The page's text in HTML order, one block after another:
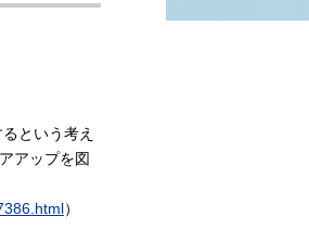
という考え
アップを図
）